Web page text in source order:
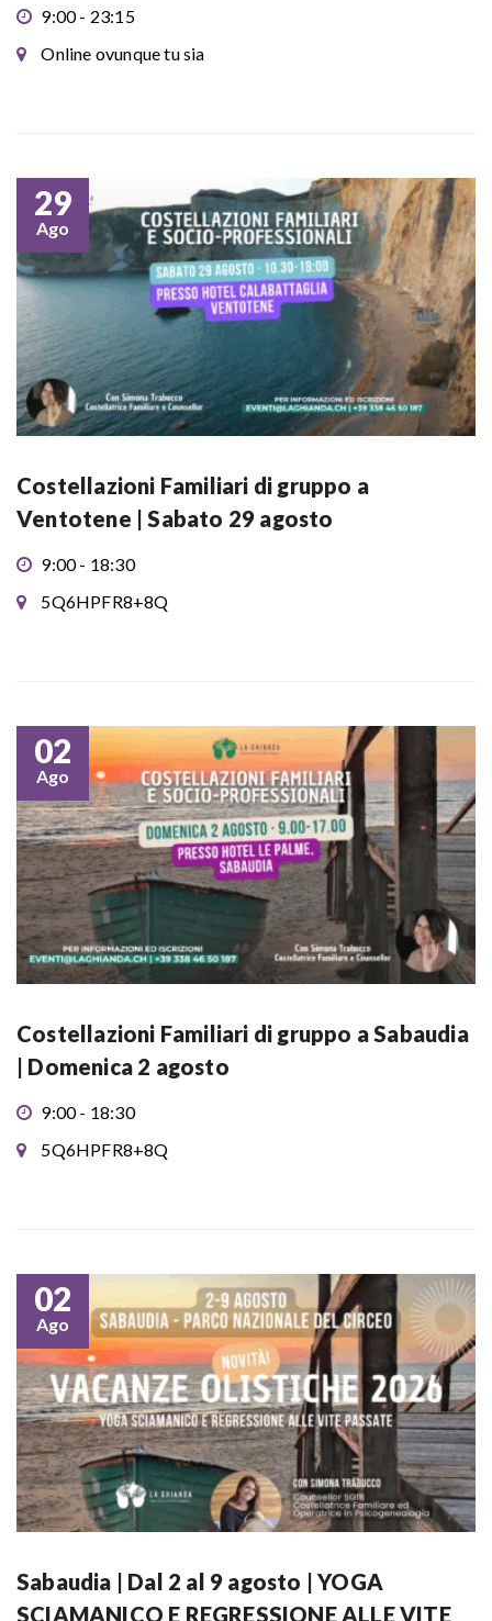
9:00 - 23:15
Online ovunque tu sia
29
Ago
Costellazioni Familiari di gruppo a
Ventotene | Sabato 29 agosto
9:00 - 18:30
5Q6HPFR8+8Q
02
Ago
Costellazioni Familiari di gruppo a Sabaudia
| Domenica 2 agosto
9:00 - 18:30
5Q6HPFR8+8Q
02
Ago
Sabaudia | Dal 2 al 9 agosto | YOGA
SCIAMANICO E REGRESSIONE ALLE VITE